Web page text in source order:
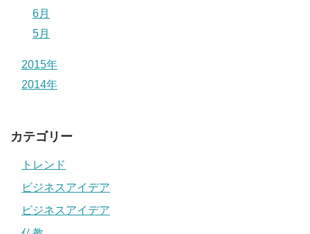
6月
5月
2015年
2014年
カテゴリー
トレンド
ビジネスアイデア
ビジネスアイデア